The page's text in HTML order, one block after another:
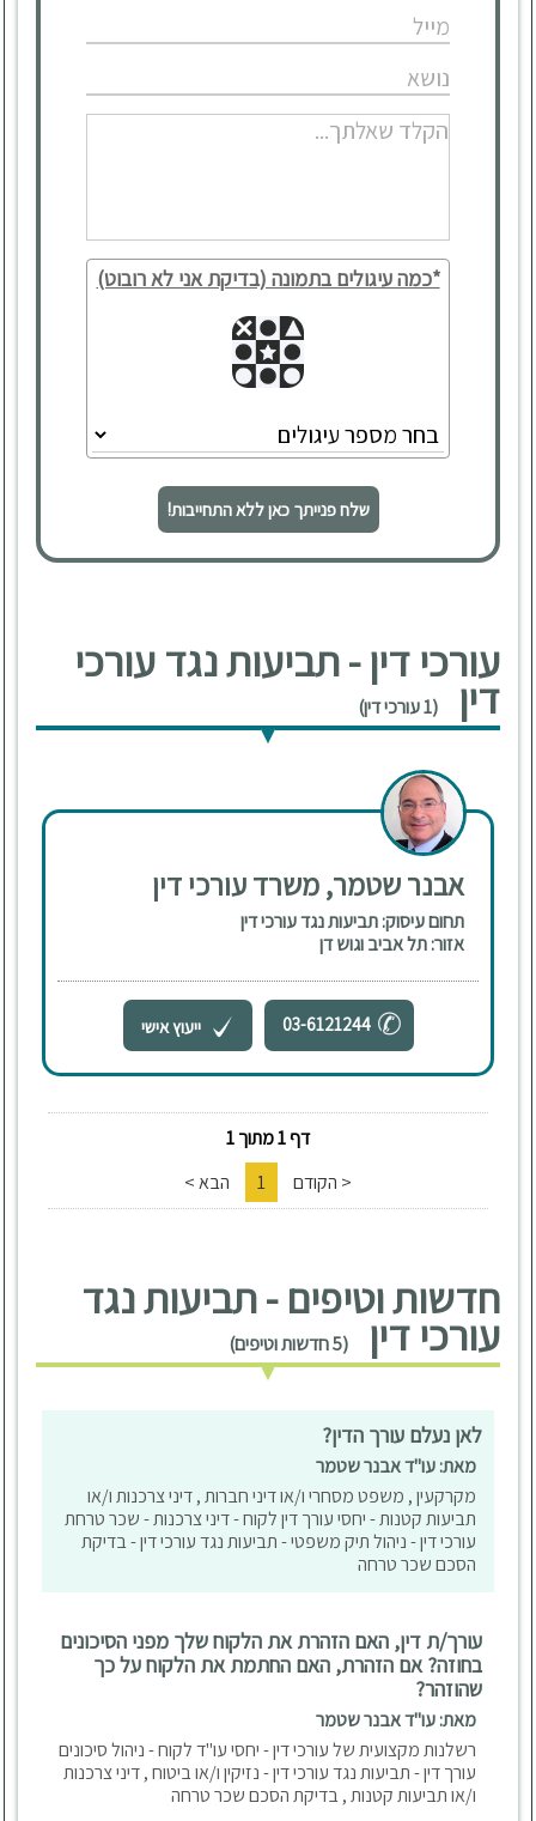
*כמה עיגולים בתמונה (בדיקת אני לא רובוט)
שלח פנייתך כאן ללא התחייבות!
עורכי דין - תביעות נגד עורכי
דין (1 עורכי דין)
אבנר שטמר, משרד עורכי דין
תחום עיסוק: תביעות נגד עורכי דין
אזור: תל אביב וגוש דן
03-6121244 ייעוץ אישי
דף 1 מתוך 1
< הקודם
1 הבא >
חדשות וטיפים - תביעות נגד
עורכי דין (5 חדשות וטיפים)
לאן נעלם עורך הדין?
מאת: עו"ד אבנר שטמר
מקרקעין , משפט מסחרי ו/או דיני חברות , דיני צרכנות ו/או
תביעות קטנות - יחסי עורך דין לקוח - דיני צרכנות - שכר טרחת
עורכי דין - ניהול תיק משפטי - תביעות נגד עורכי דין - בדיקת
הסכם שכר טרחה
עורך/ת דין, האם הזהרת את הלקוח שלך מפני הסיכונים
בחוזה? אם הזהרת, האם החתמת את הלקוח על כך
שהוזהר?
מאת: עו"ד אבנר שטמר
רשלנות מקצועית של עורכי דין - יחסי עו"ד לקוח - ניהול סיכונים
עורך דין - תביעות נגד עורכי דין - נזיקין ו/או ביטוח , דיני צרכנות
ו/או תביעות קטנות , בדיקת הסכם שכר טרחה